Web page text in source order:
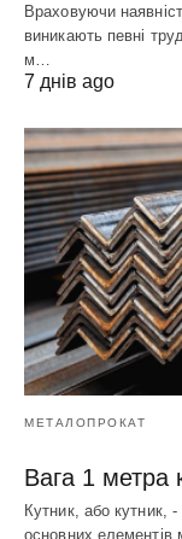
Враховуючи
виникають певні
м…
7 днів ago
МЕТАЛОПРОКАТ
Вага 1 метра
Кутник, або кутник,
основних елементів